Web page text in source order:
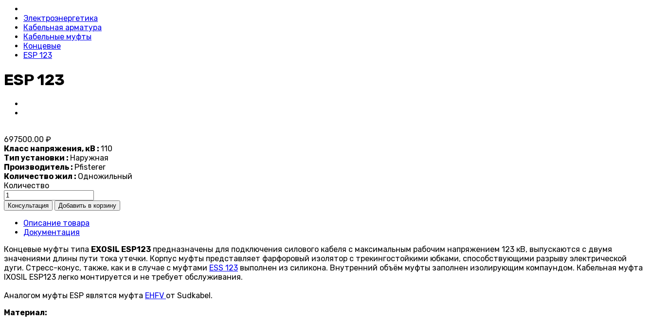
Электроэнергетика
Кабельная арматура
Кабельные муфты
Концевые
ESP 123
ESP 123
697500.00 ₽
Класс напряжения, кВ : 110
Тип установки : Наружная
Производитель : Pfisterer
Количество жил : Одножильный
Количество
Описание товара
Документация
Концевые муфты типа EXOSIL ESP123 предназначены для подключения силового кабеля с максимальным рабочим напряжением 123 кВ, выпускаются с двумя
значениями длины пути тока утечки. Корпус муфты представляет фарфоровый изолятор с трекингостойкими юбками, способствующими разрыву электрической
дуги. Стресс-конус, также, как и в случае с муфтами ESS 123 выполнен из силикона. Внутренний объём муфты заполнен изолирующим компаундом. Кабельная муфта
IXOSIL ESP123 легко монтируется и не требует обслуживания.
Аналогом муфты ESP являтся муфта EHFV от Sudkabel.
Материал: